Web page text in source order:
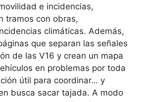
e incidencias,
tramos con obras,
climáticas. Además,
que separan las señales
de las V16 y crean un mapa
en problemas por toda
útil para coordinar… y
busca sacar tajada. A modo